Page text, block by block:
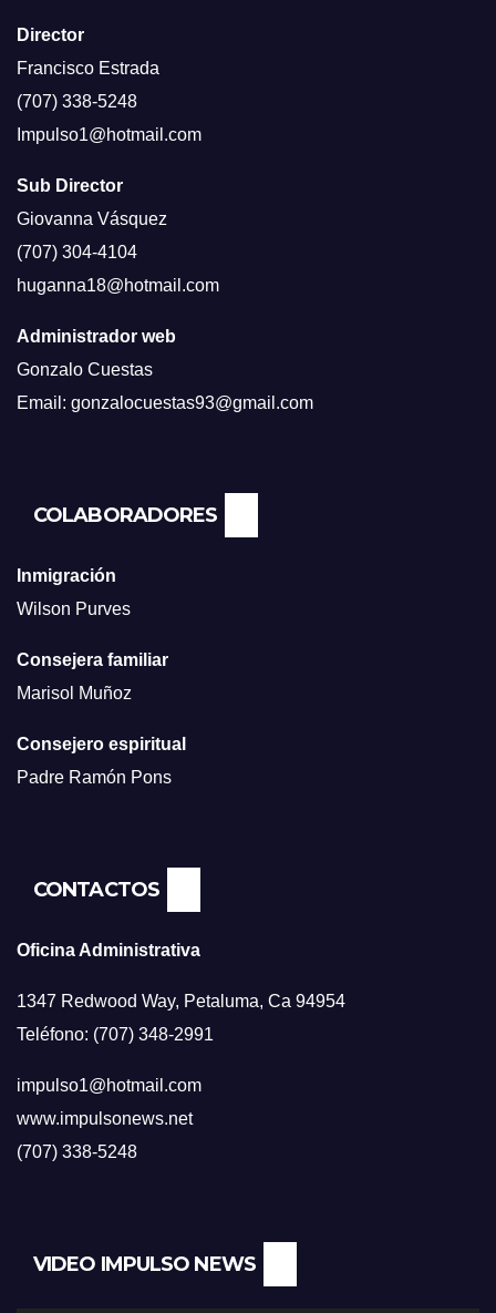
Director
Francisco Estrada
(707) 338-5248
Impulso1@hotmail.com
Sub Director
Giovanna Vásquez
(707) 304-4104
huganna18@hotmail.com
Administrador web
Gonzalo Cuestas
Email: gonzalocuestas93@gmail.com
COLABORADORES
Inmigración
Wilson Purves
Consejera familiar
Marisol Muñoz
Consejero espiritual
Padre Ramón Pons
CONTACTOS
Oficina Administrativa
1347 Redwood Way, Petaluma, Ca 94954
Teléfono: (707) 348-2991
impulso1@hotmail.com
www.impulsonews.net
(707) 338-5248
VIDEO IMPULSO NEWS